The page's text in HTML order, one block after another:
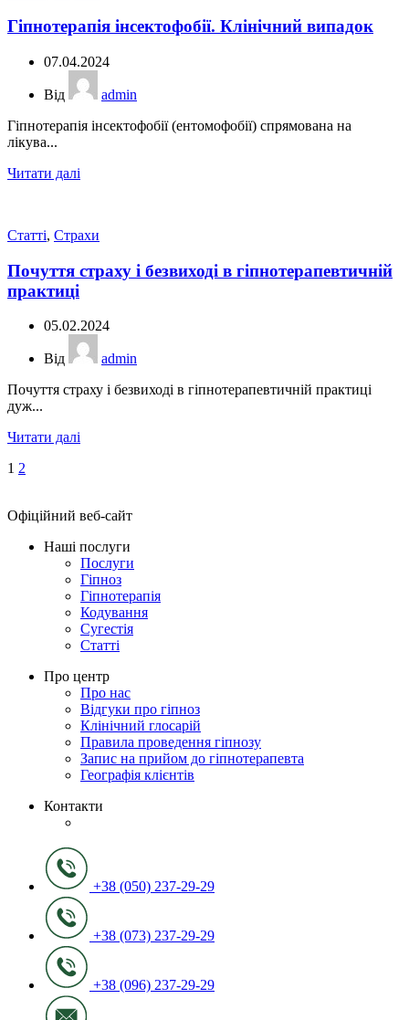
Гіпнотерапія інсектофобії. Клінічний випадок
07.04.2024
Від
admin
Гіпнотерапія інсектофобії (ентомофобії) спрямована на
лікува...
Читати далі
Статті, Страхи
Почуття страху і безвиході в гіпнотерапевтичній
практиці
05.02.2024
Від
admin
Почуття страху і безвиході в гіпнотерапевтичній практиці
дуж...
Читати далі
1 2
Офіційний веб-сайт
Наші послуги
Послуги
Гіпноз
Гіпнотерапія
Кодування
Сугестія
Статті
Про центр
Про нас
Відгуки про гіпноз
Клінічний глосарій
Правила проведення гіпнозу
Запис на прийом до гіпнотерапевта
Географія клієнтів
Контакти
+38 (050) 237-29-29
+38 (073) 237-29-29
+38 (096) 237-29-29